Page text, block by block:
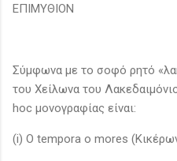
ΕΠΙΜΥΘΙΟΝ
Σύμφωνα με το σοφό ρητό
του Χείλωνα του
hoc μονογραφίας είναι:
(i) O tempora o mores